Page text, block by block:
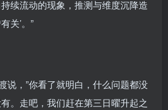
续流动的现象，推测与维度沉降造
关’。”
说，”你看了就明白，什么问题都没
。走吧，我们赶在第三日曜升起之